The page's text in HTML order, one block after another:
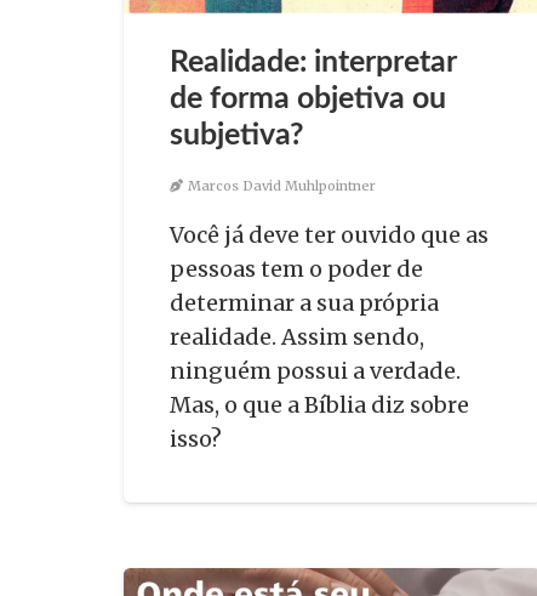
Realidade: interpretar
de forma objetiva ou
subjetiva?
Marcos David Muhlpointner
Você já deve ter ouvido que as
pessoas tem o poder de
determinar a sua própria
realidade. Assim sendo,
ninguém possui a verdade.
Mas, o que a Bíblia diz sobre
isso?